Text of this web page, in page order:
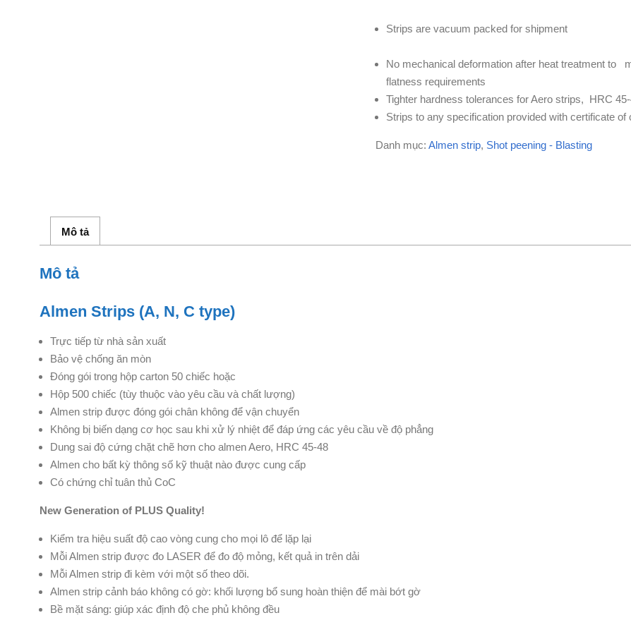
Strips are vacuum packed for shipment
No mechanical deformation after heat treatment to
flatness requirements
Tighter hardness tolerances for Aero strips, HRC
Strips to any specification provided with certificate of
Danh mục: Almen strip, Shot peening - Blasting
Mô tả
Mô tả
Almen Strips (A, N, C type)
Trực tiếp từ nhà sản xuất
Bảo vệ chống ăn mòn
Đóng gói trong hộp carton 50 chiếc hoặc
Hộp 500 chiếc (tùy thuộc vào yêu cầu và chất lượng)
Almen strip được đóng gói chân không để vận chuyển
Không bị biến dạng cơ học sau khi xử lý nhiệt để đáp ứng các yêu cầu về độ phẳng
Dung sai độ cứng chặt chẽ hơn cho almen Aero, HRC 45-48
Almen cho bất kỳ thông số kỹ thuật nào được cung cấp
Có chứng chỉ tuân thủ CoC
New Generation of PLUS Quality!
Kiểm tra hiệu suất độ cao vòng cung cho mọi lô để lặp lại
Mỗi Almen strip được đo LASER để đo độ mỏng, kết quả in trên dải
Mỗi Almen strip đi kèm với một số theo dõi.
Almen strip cảnh báo không có gờ: khối lượng bổ sung hoàn thiện để mài bớt gờ
Bề mặt sáng: giúp xác định độ che phủ không đều